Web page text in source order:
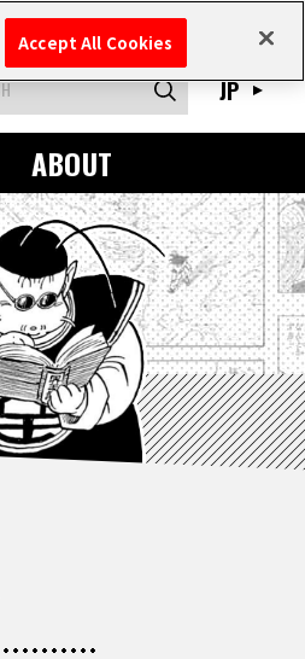
ABOUT
JP
Accept All Cookies